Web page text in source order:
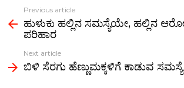
o
k
p
more
Previous article
ಹುಳುಕು ಹಲ್ಲಿನ ಸಮಸ್ಯೆಯೇ, ಹಲ್ಲಿನ
ಪರಿಹಾರ
Next article
ಬಿಳಿ ಸೆರಗು ಹೆಣ್ಣುಮಕ್ಕಳಿಗೆ ಕಾಡುವ ಸಮಸ್ಯೆ